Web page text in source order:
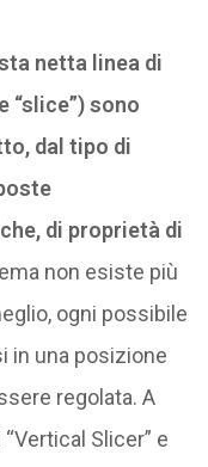
netta linea di
“slice”) sono
dal tipo di
di proprietà di
non esiste più
ogni possibile
in una posizione
regolata. A
Slicer” e